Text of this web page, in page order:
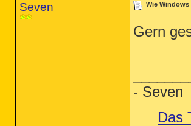
Seven Wie
Gern
- Seven
Das